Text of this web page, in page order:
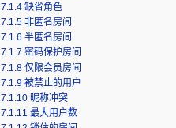
7.1.4 缺省角色
7.1.5 非匿名房间
7.1.6 半匿名房间
7.1.7 密码保护房间
7.1.8 仅限会员房间
7.1.9 被禁止的用户
7.1.10 昵称冲突
7.1.11 最大用户数